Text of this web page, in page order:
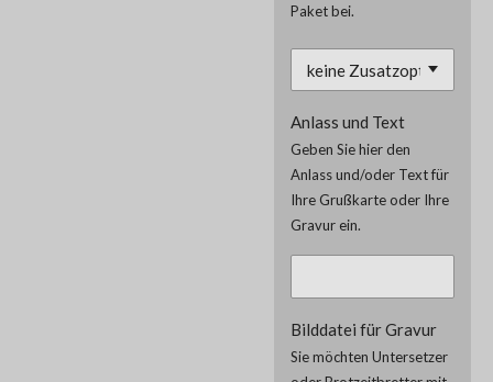
Paket bei.
Anlass und Text
Geben Sie hier den
Anlass und/oder Text für
Ihre Grußkarte oder Ihre
Gravur ein.
Bilddatei für Gravur
Sie möchten Untersetzer